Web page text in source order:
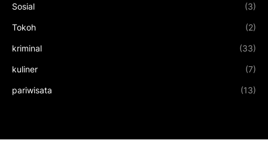
Sosial (3)
Tokoh (2)
kriminal (33)
kuliner (7)
pariwisata (13)